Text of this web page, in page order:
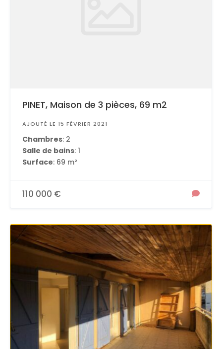
PINET, Maison de 3 pièces, 69 m2
AJOUTÉ LE 15 FÉVRIER 2021
Chambres: 2
Salle de bains: 1
Surface: 69 m²
110 000 €